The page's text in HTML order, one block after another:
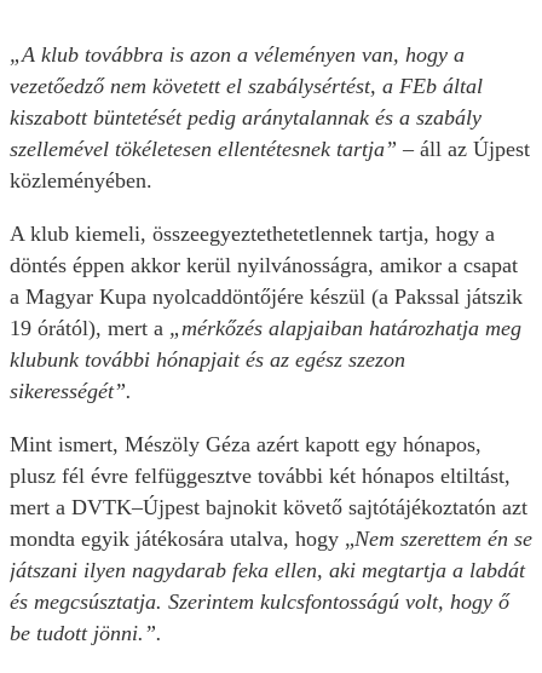
„A klub továbbra is azon a véleményen van, hogy a
vezetőedző nem követett el szabálysértést, a FEb által
kiszabott büntetését pedig aránytalannak és a szabály
szellemével tökéletesen ellentétesnek tartja” – áll az Újpest
közleményében.
A klub kiemeli, összeegyeztethetetlennek tartja, hogy a
döntés éppen akkor kerül nyilvánosságra, amikor a csapat
a Magyar Kupa nyolcaddöntőjére készül (a Pakssal játszik
19 órától), mert a „mérkőzés alapjaiban határozhatja meg
klubunk további hónapjait és az egész szezon
sikerességét”.
Mint ismert, Mészöly Géza azért kapott egy hónapos,
plusz fél évre felfüggesztve további két hónapos eltiltást,
mert a DVTK–Újpest bajnokit követő sajtótájékoztatón azt
mondta egyik játékosára utalva, hogy „Nem szerettem én se
játszani ilyen nagydarab feka ellen, aki megtartja a labdát
és megcsúsztatja. Szerintem kulcsfontosságú volt, hogy ő
be tudott jönni.”.